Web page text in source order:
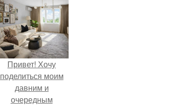
Привет! Хочу
поделиться моим
давним и
очередным